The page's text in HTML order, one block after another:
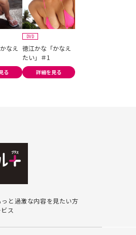
なえ
る
DVD
徳江かな「かなえ
たい」＃1
詳細を見る
っと過激な内容を見たい方
ス